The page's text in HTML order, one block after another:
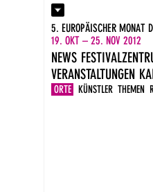
Kontakt
Presse
Impressum
DE
EN
5. EUROPÄISCHER MONAT
19. OKT – 25. NOV 2012
NEWS
ORTE KÜNSTLER THEMEN
VERANSTALTUNGEN